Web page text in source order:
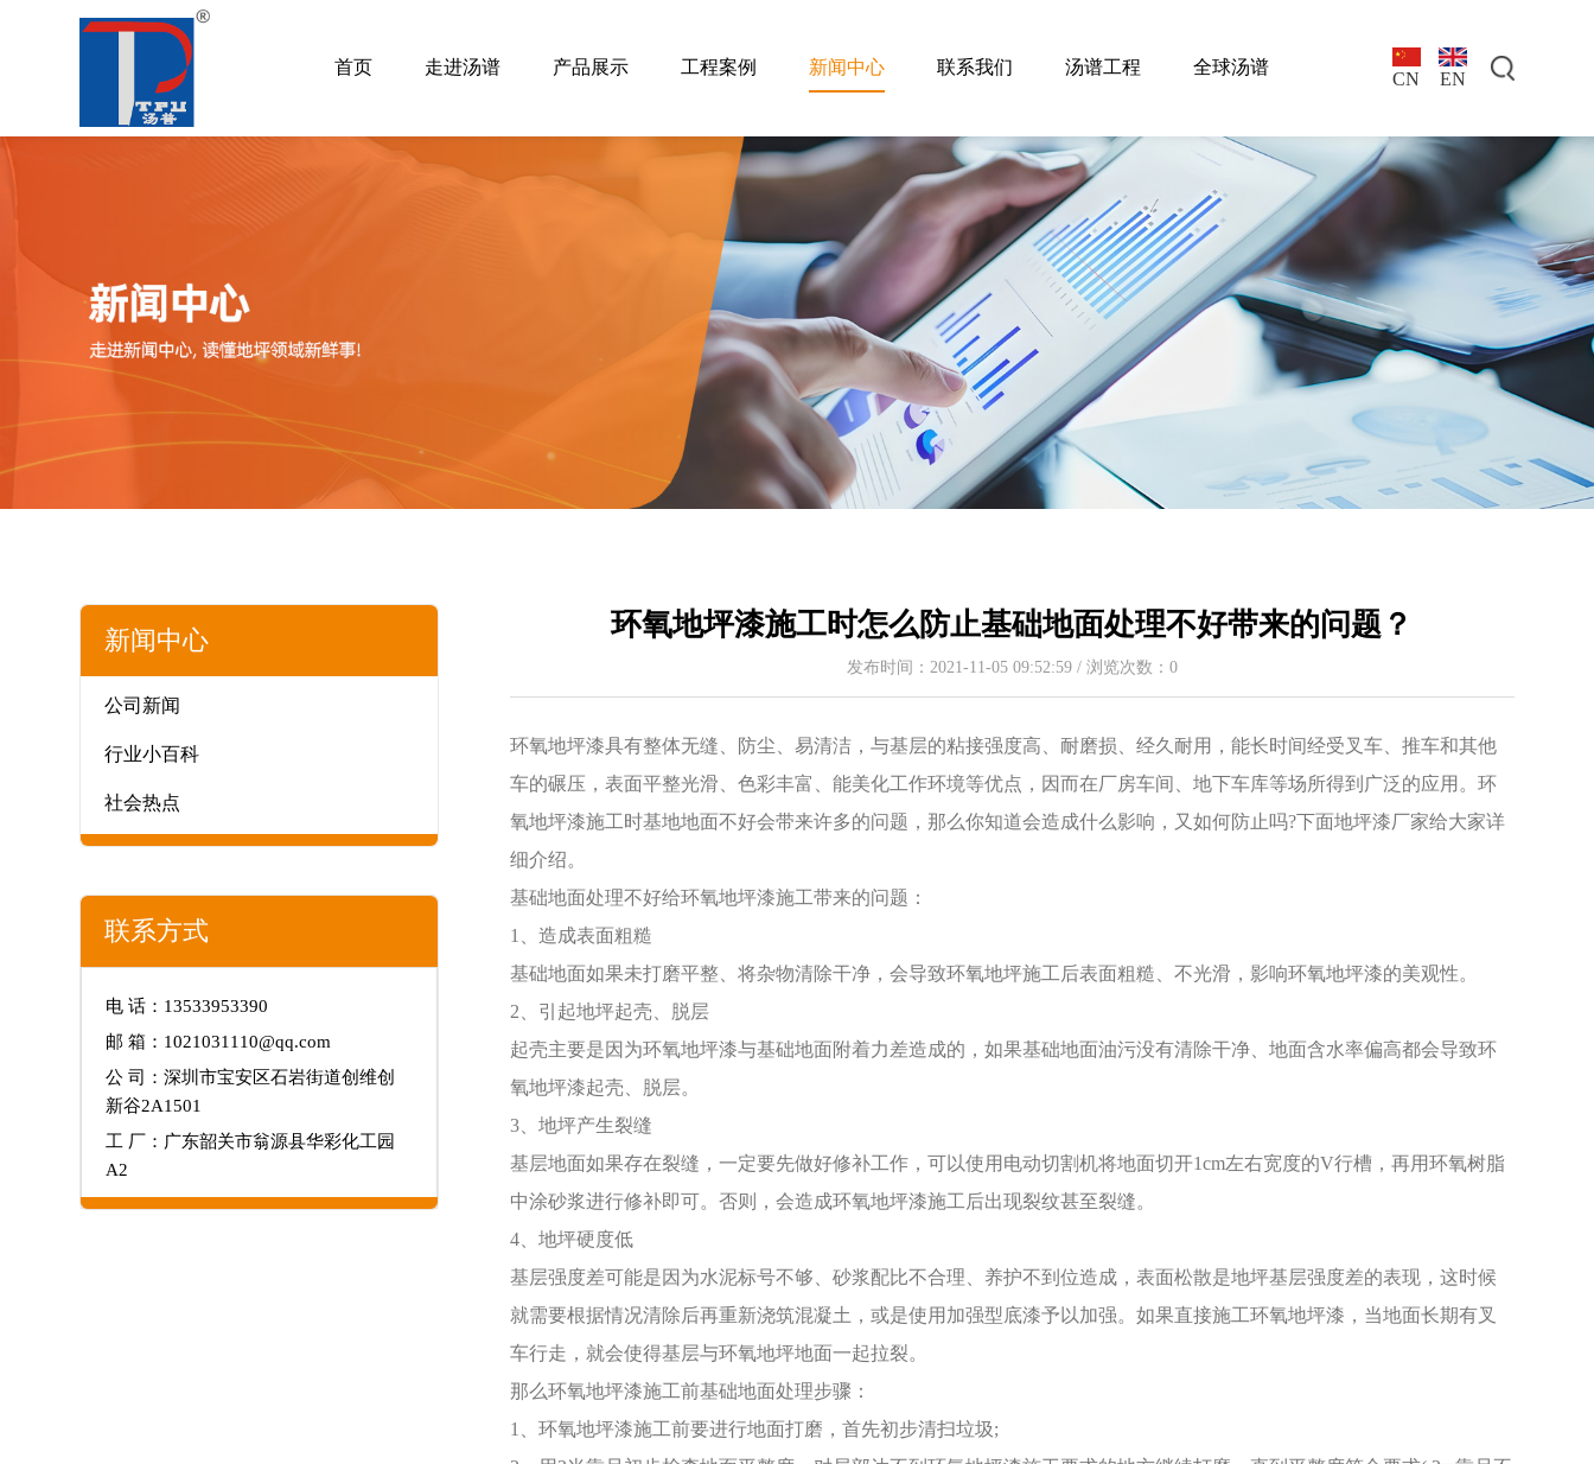
首页 走进汤谱 产品展示 工程案例 新闻中心 联系我们 汤谱工程 全球汤谱
CN EN
新闻中心
公司新闻
行业小百科
社会热点
联系方式
电 话：13533953390
邮 箱：1021031110@qq.com
公 司：深圳市宝安区石岩街道创维创
新谷2A1501
工 厂：广东韶关市翁源县华彩化工园
A2
环氧地坪漆施工时怎么防止基础地面处理不好带来的问题？
发布时间：2021-11-05 09:52:59 / 浏览次数： 0
环氧地坪漆具有整体无缝、防尘、易清洁，与基层的粘接强度高、耐磨损、经久耐用，能长时间经受叉车、推车和其他
车的碾压，表面平整光滑、色彩丰富、能美化工作环境等优点，因而在厂房车间、地下车库等场所得到广泛的应用。环
氧地坪漆施工时基地地面不好会带来许多的问题，那么你知道会造成什么影响，又如何防止吗?下面地坪漆厂家给大家详
细介绍。
基础地面处理不好给环氧地坪漆施工带来的问题：
1、造成表面粗糙
基础地面如果未打磨平整、将杂物清除干净，会导致环氧地坪施工后表面粗糙、不光滑，影响环氧地坪漆的美观性。
2、引起地坪起壳、脱层
起壳主要是因为环氧地坪漆与基础地面附着力差造成的，如果基础地面油污没有清除干净、地面含水率偏高都会导致环
氧地坪漆起壳、脱层。
3、地坪产生裂缝
基层地面如果存在裂缝，一定要先做好修补工作，可以使用电动切割机将地面切开1cm左右宽度的V行槽，再用环氧树脂
中涂砂浆进行修补即可。否则，会造成环氧地坪漆施工后出现裂纹甚至裂缝。
4、地坪硬度低
基层强度差可能是因为水泥标号不够、砂浆配比不合理、养护不到位造成，表面松散是地坪基层强度差的表现，这时候
就需要根据情况清除后再重新浇筑混凝土，或是使用加强型底漆予以加强。如果直接施工环氧地坪漆，当地面长期有叉
车行走，就会使得基层与环氧地坪地面一起拉裂。
那么环氧地坪漆施工前基础地面处理步骤：
1、环氧地坪漆施工前要进行地面打磨，首先初步清扫垃圾;